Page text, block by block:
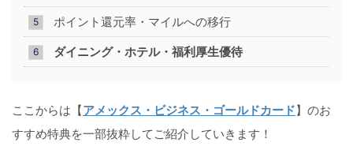
ポイント還元率・マイルへの移行
ダイニング・ホテル・福利厚生優待
ここからは【アメックス・ビジネス・ゴールドカード】のお
すすめ特典を一部抜粋してご紹介していきます！